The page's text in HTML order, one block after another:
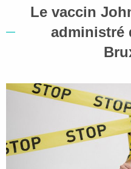
Le vaccin
administré